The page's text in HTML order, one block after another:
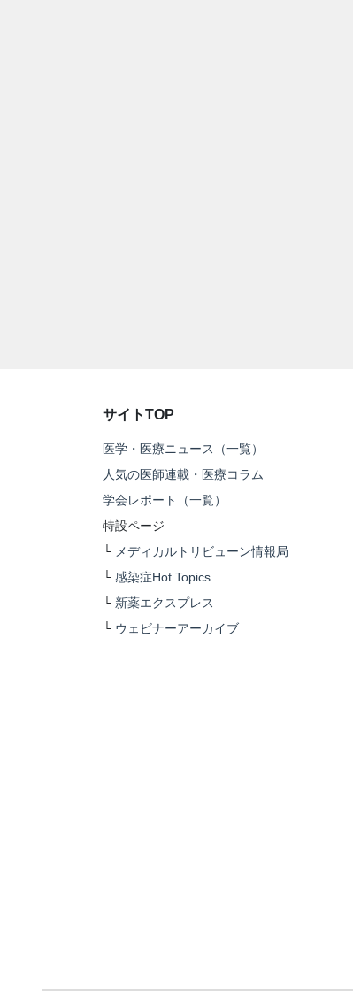
サイトTOP
医学・医療ニュース（一覧）
人気の医師連載・医療コラム
学会レポート（一覧）
特設ページ
└ メディカルトリビューン情報局
└ 感染症Hot Topics
└ 新薬エクスプレス
└ ウェビナーアーカイブ